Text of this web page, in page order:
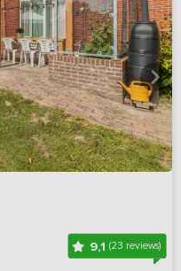
9,1(23 reviews)